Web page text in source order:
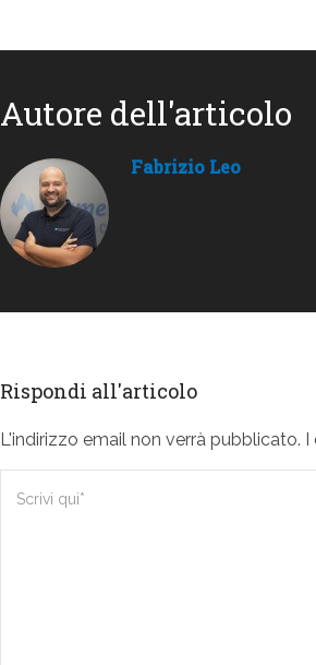
Autore dell'articolo
Fabrizio Leo
Rispondi all'articolo
L'indirizzo email non verrà pubblicato.